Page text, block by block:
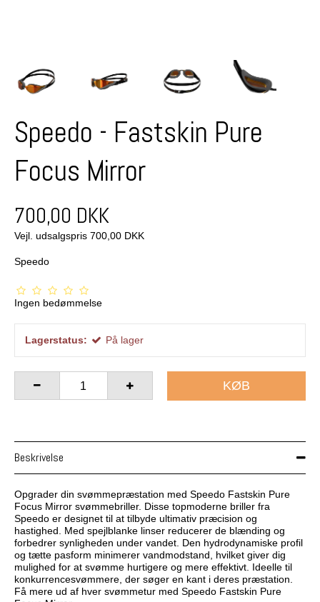
Speedo - Fastskin Pure
Focus Mirror
700,00 DKK
Vejl. udsalgspris 700,00 DKK
Speedo
Ingen bedømmelse
Lagerstatus: På lager
KØB
Beskrivelse
Opgrader din svømmepræstation med Speedo Fastskin Pure
Focus Mirror svømmebriller. Disse topmoderne briller fra
Speedo er designet til at tilbyde ultimativ præcision og
hastighed. Med spejlblanke linser reducerer de blænding og
forbedrer synligheden under vandet. Den hydrodynamiske profil
og tætte pasform minimerer vandmodstand, hvilket giver dig
mulighed for at svømme hurtigere og mere effektivt. Ideelle til
konkurrencesvømmere, der søger en kant i deres præstation.
Få mere ud af hver svømmetur med Speedo Fastskin Pure